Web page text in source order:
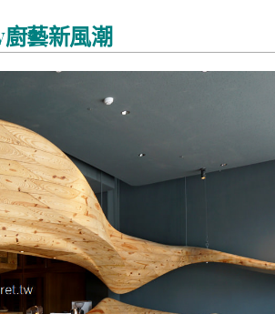
藝新風潮